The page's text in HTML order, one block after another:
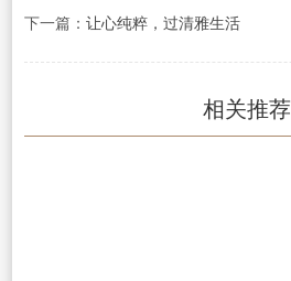
下一篇： 让心纯粹，过清雅生活
相关推荐